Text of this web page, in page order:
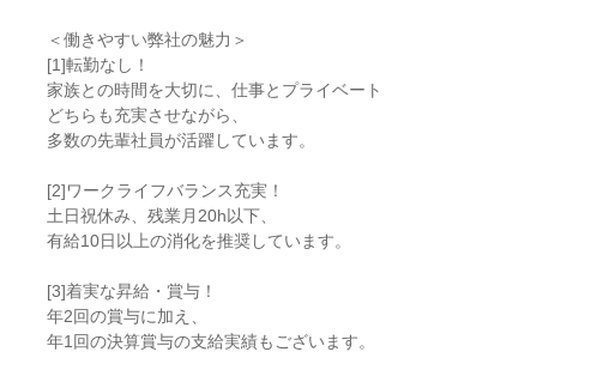
＜働きやすい弊社の魅力＞
[1]転勤なし！
家族との時間を大切に、仕事とプライベート
どちらも充実させながら、
多数の先輩社員が活躍しています。
[2]ワークライフバランス充実！
土日祝休み、残業月20h以下、
有給10日以上の消化を推奨しています。
[3]着実な昇給・賞与！
年2回の賞与に加え、
年1回の決算賞与の支給実績もございます。